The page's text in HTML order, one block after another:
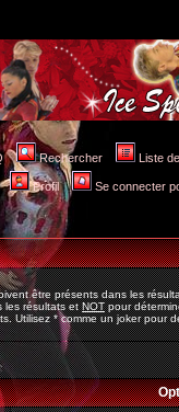
Rechercher Liste
Profil Se connecter
être présents dans les
les résultats etNOTpour
Utilisez * comme un joker pour